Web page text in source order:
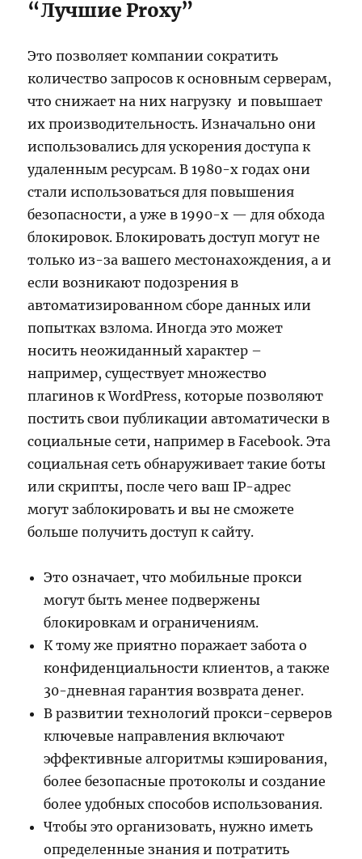
“Лучшие Proxy”
Это позволяет компании сократить
количество запросов к основным серверам,
что снижает на них нагрузку и повышает
их производительность. Изначально они
использовались для ускорения доступа к
удаленным ресурсам. В 1980-х годах они
стали использоваться для повышения
безопасности, а уже в 1990-х — для обхода
блокировок. Блокировать доступ могут не
только из-за вашего местонахождения, а и
если возникают подозрения в
автоматизированном сборе данных или
попытках взлома. Иногда это может
носить неожиданный характер –
например, существует множество
плагинов к WordPress, которые позволяют
постить свои публикации автоматически в
социальные сети, например в Facebook. Эта
социальная сеть обнаруживает такие боты
или скрипты, после чего ваш IP-адрес
могут заблокировать и вы не сможете
больше получить доступ к сайту.
Это означает, что мобильные прокси
могут быть менее подвержены
блокировкам и ограничениям.
К тому же приятно поражает забота о
конфиденциальности клиентов, а также
30-дневная гарантия возврата денег.
В развитии технологий прокси-серверов
ключевые направления включают
эффективные алгоритмы кэширования,
более безопасные протоколы и создание
более удобных способов использования.
Чтобы это организовать, нужно иметь
определенные знания и потратить